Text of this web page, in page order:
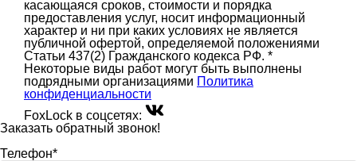
касающаяся сроков, стоимости и порядка
предоставления услуг, носит информационный
характер и ни при каких условиях не является
публичной офертой, определяемой положениями
Статьи 437(2) Гражданского кодекса РФ. *
Некоторые виды работ могут быть выполнены
подрядными организациями Политика
конфиденциальности
FoxLock в соцсетях:
Заказать обратный звонок!
Телефон*